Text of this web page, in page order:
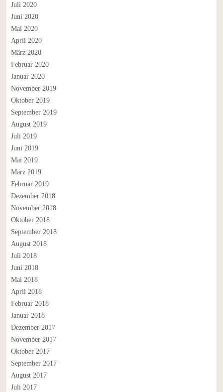
Juli 2020
Juni 2020
Mai 2020
April 2020
März 2020
Februar 2020
Januar 2020
November 2019
Oktober 2019
September 2019
August 2019
Juli 2019
Juni 2019
Mai 2019
März 2019
Februar 2019
Dezember 2018
November 2018
Oktober 2018
September 2018
August 2018
Juli 2018
Juni 2018
Mai 2018
April 2018
Februar 2018
Januar 2018
Dezember 2017
November 2017
Oktober 2017
September 2017
August 2017
Juli 2017